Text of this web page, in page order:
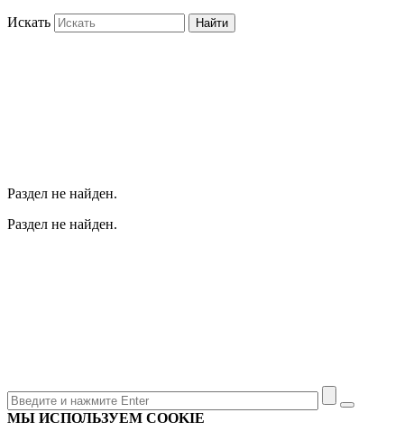
Искать Найти
Раздел не найден.
Раздел не найден.
МЫ ИСПОЛЬЗУЕМ COOKIE